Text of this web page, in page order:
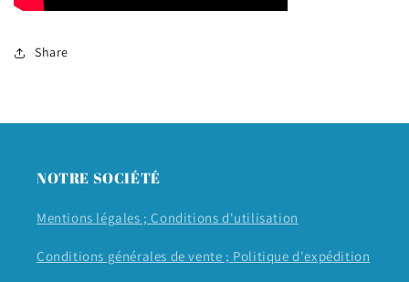
Share
NOTRE SOCIÉTÉ
Mentions légales ;Conditions d'utilisation
Conditions générales de vente ; Politique d'expédition